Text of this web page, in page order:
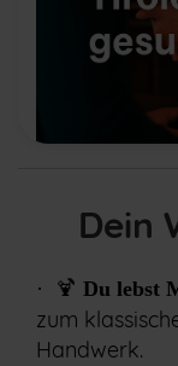
Dein
· 🍹 Du lebst
zum
Handwerk.